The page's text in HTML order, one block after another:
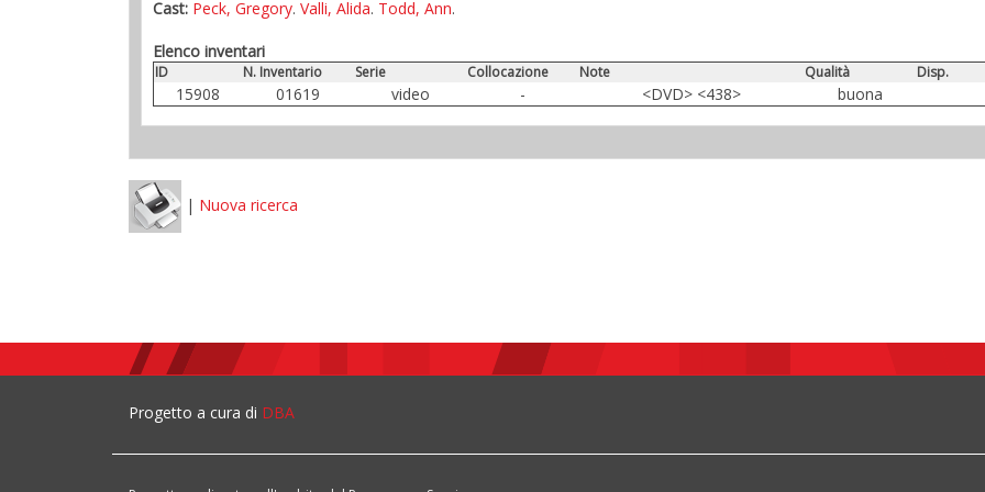
Cast: Peck, Gregory. Valli, Alida. Todd, Ann.
Elenco inventari
ID N. Inventario Serie Collocazione Note Qualità Disp.
15908 01619 video - <DVD> <438> buona
| Nuova ricerca
Progetto a cura di DBA